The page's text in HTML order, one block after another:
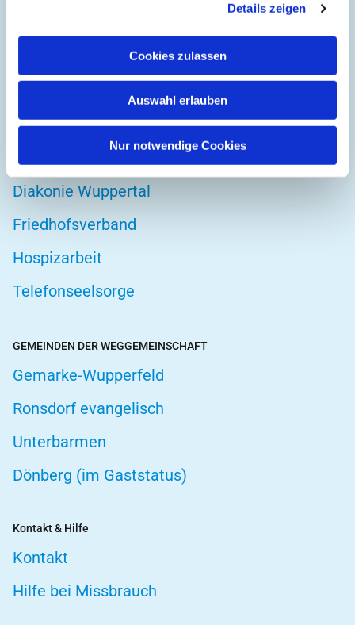
Details zeigen
Cookies zulassen
Auswahl erlauben
Nur notwendige Cookies
Kirchenkreis Wuppertal
Altenwohnstätte
Bibelwerk
Diakonie Wuppertal
Friedhofsverband
Hospizarbeit
Telefonseelsorge
GEMEINDEN DER WEGGEMEINSCHAFT
Gemarke-Wupperfeld
Ronsdorf evangelisch
Unterbarmen
Dönberg (im Gaststatus)
Kontakt & Hilfe
Kontakt
Hilfe bei Missbrauch